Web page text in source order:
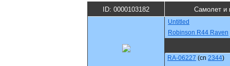
ID: 0000103182 Самолет и
Untitled
Robinson R44 Raven
RA-06227 (cn 2344)